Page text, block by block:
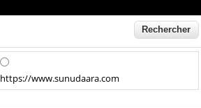
https://www.sunudaara.com